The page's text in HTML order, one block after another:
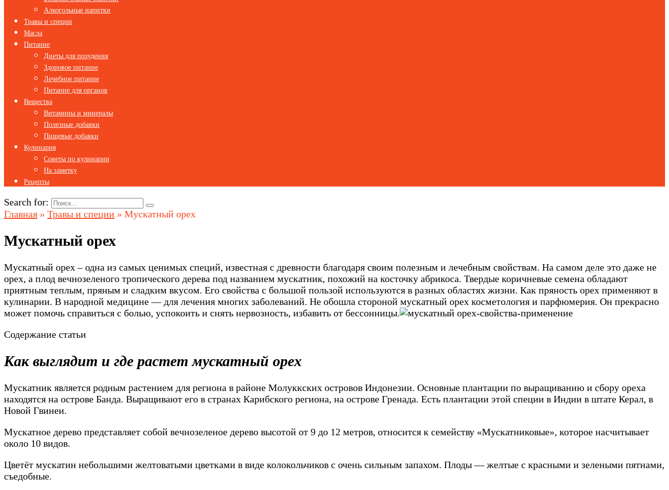
Алкогольные напитки
Травы и специи
Масла
Питание
Диеты для похудения
Здоровое питание
Лечебное питание
Питание для органов
Вещества
Витамины и минералы
Полезные добавки
Пищевые добавки
Кулинария
Советы по кулинарии
На заметку
Рецепты
Search for:
Главная » Травы и специи » Мускатный орех
Мускатный орех
Мускатный орех – одна из самых ценимых специй, известная с древности благодаря своим полезным и лечебным свойствам. На самом деле это даже не
орех, а плод вечнозеленого тропического дерева под названием мускатник, похожий на косточку абрикоса. Твердые коричневые семена обладают
приятным теплым, пряным и сладким вкусом. Его свойства с большой пользой используются в разных областях жизни. Как пряность орех применяют в
кулинарии. В народной медицине — для лечения многих заболеваний. Не обошла стороной мускатный орех косметология и парфюмерия. Он прекрасно
может помочь справиться с болью, успокоить и снять нервозность, избавить от бессонницы.
Содержание статьи
Как выглядит и где растет мускатный орех
Мускатник является родным растением для региона в районе Молуккских островов Индонезии. Основные плантации по выращиванию и сбору ореха
находятся на острове Банда. Выращивают его в странах Карибского региона, на острове Гренада. Есть плантации этой специи в Индии в штате Керал, в
Новой Гвинеи.
Мускатное дерево представляет собой вечнозеленое дерево высотой от 9 до 12 метров, относится к семейству «Мускатниковые», которое насчитывает
около 10 видов.
Цветёт мускатин небольшими желтоватыми цветками в виде колокольчиков с очень сильным запахом. Плоды — желтые с красными и зелеными пятнами,
съедобные.